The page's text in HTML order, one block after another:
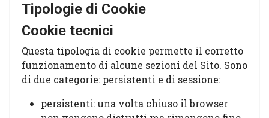
Tipologie di Cookie
Cookie tecnici
Questa tipologia di cookie permette il corretto
funzionamento di alcune sezioni del Sito. Sono
di due categorie: persistenti e di sessione:
persistenti: una volta chiuso il browser